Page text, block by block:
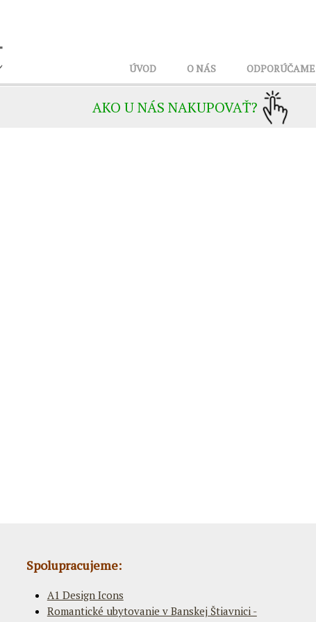
ÚVOD O NÁS ODPORÚČAME
AKO U NÁS NAKUPOVAŤ?
Spolupracujeme:
A1 Design Icons
Romantické ubytovanie v Banskej Štiavnici -